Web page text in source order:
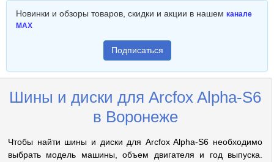
Новинки и обзоры товаров, скидки и акции в нашем канале
MAX
Подписаться
Шины и диски для Arcfox Alpha-S6
в Воронеже
Чтобы найти шины и диски для Arcfox Alpha-S6 необходимо
выбрать модель машины, объем двигателя и год выпуска.